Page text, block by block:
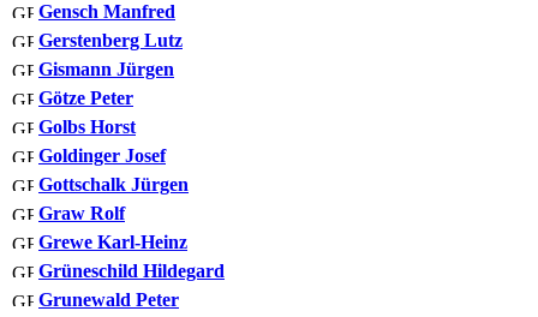
Gensch Manfred
Gerstenberg Lutz
Gismann Jürgen
Götze Peter
Golbs Horst
Goldinger Josef
Gottschalk Jürgen
Graw Rolf
Grewe Karl-Heinz
Grüneschild Hildegard
Grunewald Peter